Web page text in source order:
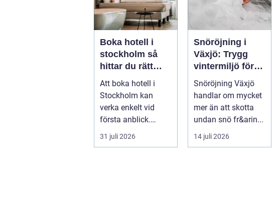
Boka hotell i
stockholm så
hittar du rätt
boende för din
vistelse
Att boka hotell i
Stockholm kan
verka enkelt vid
första anblick.
Utbudet är stort,
standarden är gen...
31 juli 2026
Snöröjning i
Växjö: Trygg
vintermiljö för
både privat och
företag
Snöröjning Växjö
handlar om mycket
mer än att skotta
undan snö fr&arin...
14 juli 2026